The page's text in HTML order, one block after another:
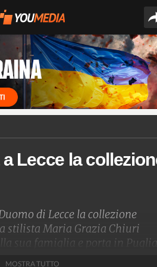
Lecce la
di Lecce la collezione
stilista Maria Grazia Chiuri
sua famiglia e porta in Puglia
MOSTRA TUTTO